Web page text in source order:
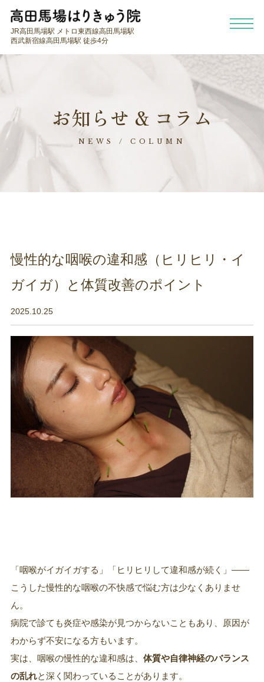
JR高田馬場駅 メトロ東西線高田馬場駅
西武新宿線高田馬場駅 徒歩4分
お知らせ & コラム
NEWS / COLUMN
慢性的な咽喉の違和感（ヒリヒリ・イ
ガイガ）と体質改善のポイント
2025.10.25
「咽喉がイガイガする」「ヒリヒリして違和感が続く」――
こうした慢性的な咽喉の不快感で悩む方は少なくありませ
ん。
病院で診ても炎症や感染が見つからないこともあり、原因が
わからず不安になる方もいます。
実は、咽喉の慢性的な違和感は、 体質や自律神経のバランス
の乱れと深く関わっていることがあります。